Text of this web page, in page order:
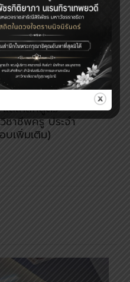
ละหลักสูตร
าชีพครู ประจำ
บเพิ่มเติม)